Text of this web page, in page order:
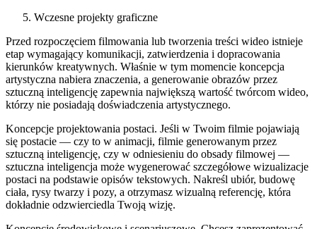
Wczesne projekty graficzne
Przed rozpoczęciem filmowania lub tworzenia treści wideo istnieje
etap wymagający komunikacji, zatwierdzenia i dopracowania
kierunków kreatywnych. Właśnie w tym momencie koncepcja
artystyczna nabiera znaczenia, a generowanie obrazów przez
sztuczną inteligencję zapewnia największą wartość twórcom wideo,
którzy nie posiadają doświadczenia artystycznego.
Koncepcje projektowania postaci. Jeśli w Twoim filmie pojawiają
się postacie — czy to w animacji, filmie generowanym przez
sztuczną inteligencję, czy w odniesieniu do obsady filmowej —
sztuczna inteligencja może wygenerować szczegółowe wizualizacje
postaci na podstawie opisów tekstowych. Nakreśl ubiór, budowę
ciała, rysy twarzy i pozy, a otrzymasz wizualną referencję, która
dokładnie odzwierciedla Twoją wizję.